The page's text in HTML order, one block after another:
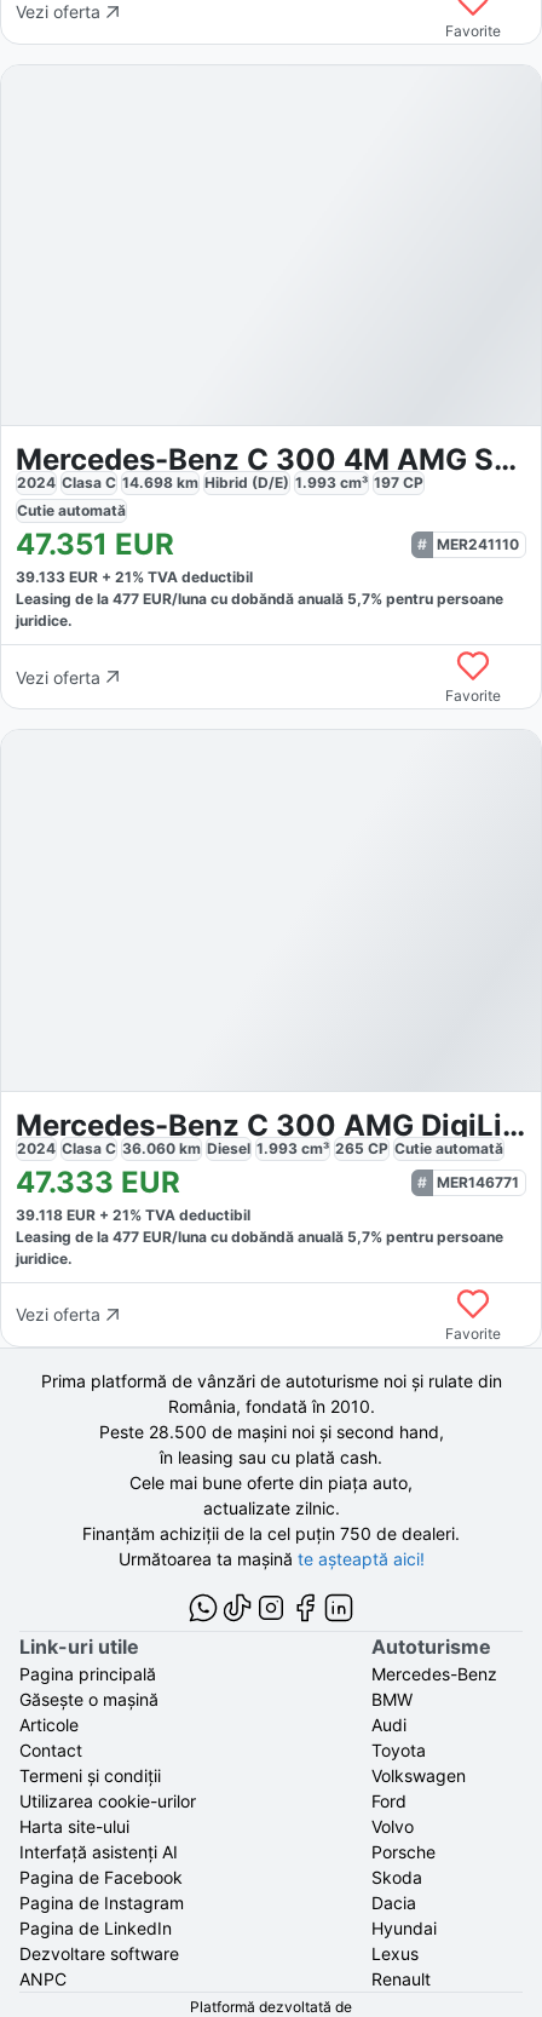
Vezi oferta
Favorite
Mercedes-Benz C 300 4M AMG Sport Advanced LED
2024 Clasa C 14.698 km Hibrid (D/E) 1.993 cm³ 197 CP
Cutie automată
47.351 EUR
MER241110
39.133 EUR + 21% TVA deductibil
Leasing de la 477 EUR/luna cu dobăndă anuală 5,7% pentru persoane
juridice.
Vezi oferta
Favorite
Mercedes-Benz C 300 AMG DigiLight WinterPak
2024 Clasa C 36.060 km Diesel 1.993 cm³ 265 CP Cutie automată
47.333 EUR
MER146771
39.118 EUR + 21% TVA deductibil
Leasing de la 477 EUR/luna cu dobăndă anuală 5,7% pentru persoane
juridice.
Vezi oferta
Favorite
Prima platformă de vânzări de autoturisme noi și rulate din
România, fondată în 2010.
Peste 28.500 demașini noi și second hand,
în leasing sau cu plată cash.
Cele mai bune oferte din piața auto,
actualizate zilnic.
Finanțăm achiziții de la cel puțin 750 de dealeri.
Următoarea ta mașină te așteaptă aici!
Link-uri utile
Pagina principală
Găsește o mașină
Articole
Contact
Termeni și condiții
Utilizarea cookie-urilor
Harta site-ului
Interfață asistenți AI
Pagina de Facebook
Pagina de Instagram
Pagina de LinkedIn
Dezvoltare software
ANPC
Autoturisme
Mercedes-Benz
BMW
Audi
Toyota
Volkswagen
Ford
Volvo
Porsche
Skoda
Dacia
Hyundai
Lexus
Renault
Platformă dezvoltată de